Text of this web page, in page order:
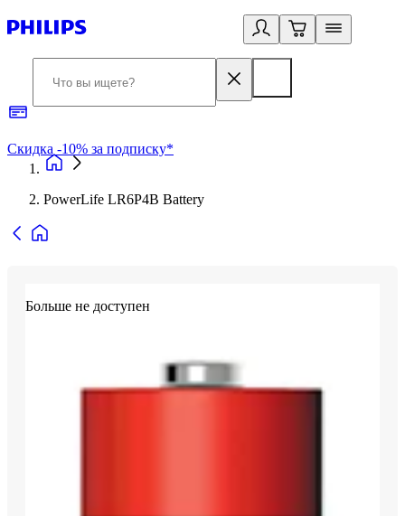
Скидка -10% за подписку*
PowerLife LR6P4B Battery
Больше не доступен